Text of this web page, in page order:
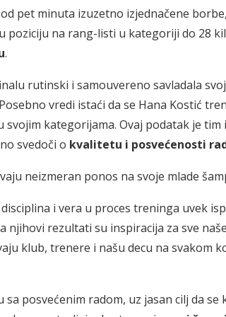
pet minuta izuzetno izjednačene
poziciju na rang-listi u kategoriji do 28
.
rutinski i samouvereno savladala
vredi istaći da se Hana Kostić
svojim kategorijama. Ovaj podatak je
svedoči o kvalitetu i posvećenosti
neizmeran ponos na svoje mlade
i vera u proces treninga uvek
rezultati su inspiracija za sve
klub, trenere i našu decu na svakom
sa posvećenim radom, uz jasan cilj da